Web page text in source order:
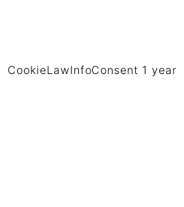
CookieLawInfoConsent 1 year